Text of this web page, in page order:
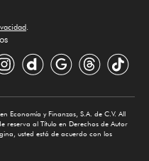
.
Economía y Finanzas, S.A. de C.V. All
reserva al Título en Derechos de Autor
usted está de acuerdo con los